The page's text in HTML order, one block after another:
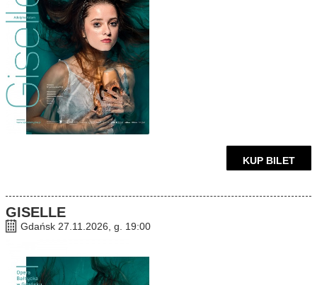
KUP BILET
GISELLE
Gdańsk 27.11.2026, g. 19:00